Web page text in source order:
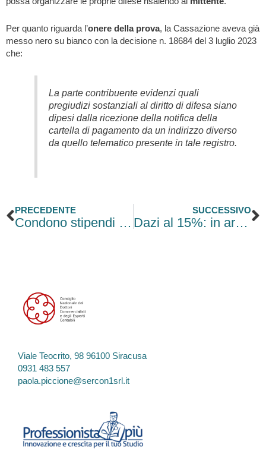
Per quanto riguarda l’onere della prova, la Cassazione aveva già
messo nero su bianco con la decisione n. 18684 del 3 luglio 2023
che:
La parte contribuente evidenzi quali
pregiudizi sostanziali al diritto di difesa siano
dipesi dalla ricezione della notifica della
cartella di pagamento da un indirizzo diverso
da quello telematico presente in tale registro.
Precedente
PRECEDENTE
Condono stipendi non pagati: l’emendamento è solo rimandato
SUCCESSIVO
Dazi al 15%: in arrivo misure di sostegno per le imprese italiane
Viale Teocrito, 98 96100 Siracusa
0931 483 557
paola.piccione@sercon1srl.it